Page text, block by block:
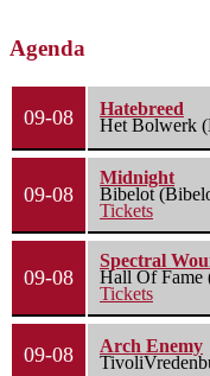
Agenda
09-08
Hatebreed
Het Bolwerk
09-08
Midnight
Bibelot
Tickets
09-08
Spectral
Hall Of Fame
Tickets
09-08
Arch Enemy